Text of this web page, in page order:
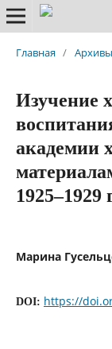
Главная / Архивы
Изучение
академии
1925–1929
Марина
DOI: https://